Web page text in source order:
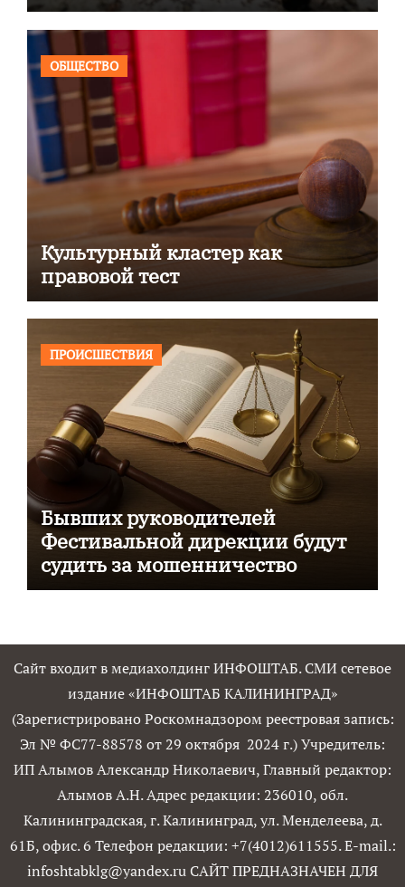
ОБЩЕСТВО
Культурный кластер как
правовой тест
ПРОИСШЕСТВИЯ
Бывших руководителей
Фестивальной дирекции будут
судить за мошенничество
Сайт входит в медиахолдинг ИНФОШТАБ. СМИ сетевое
издание «ИНФОШТАБ КАЛИНИНГРАД»
(Зарегистрировано Роскомнадзором реестровая запись:
Эл № ФС77-88578 от 29 октября 2024 г.) Учредитель:
ИП Алымов Александр Николаевич, Главный редактор:
Алымов А.Н. Адрес редакции: 236010, обл.
Калининградская, г. Калининград, ул. Менделеева, д.
61Б, офис. 6 Телефон редакции: +7(4012)611555. E-mail.:
infoshtabklg@yandex.ru САЙТ ПРЕДНАЗНАЧЕН ДЛЯ